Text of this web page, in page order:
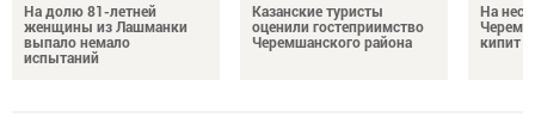
На долю 81-летней
женщины из Лашманки
выпало немало
испытаний
Казанские туристы
оценили гостеприимство
Черемшанского района
На
кипит